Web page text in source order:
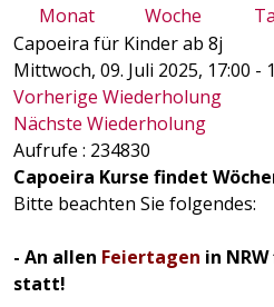
Capoeira für Kinder ab 8j
Mittwoch, 09. Juli 2025, 17:00 -
Vorherige Wiederholung
Nächste Wiederholung
Aufrufe : 234830
Capoeira Kurse findet
Bitte beachten Sie folgendes:
- An allen Feiertagen in
statt!